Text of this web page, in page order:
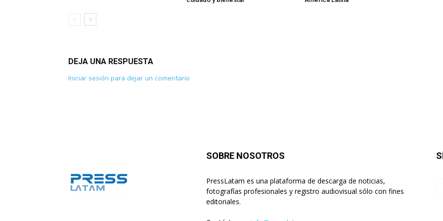
DEJA UNA RESPUESTA
Iniciar sesión para dejar un comentario
SOBRE NOSOTROS
PressLatam es una plataforma de descarga de noticias,
fotografías profesionales y registro audiovisual sólo con fines
editoriales.